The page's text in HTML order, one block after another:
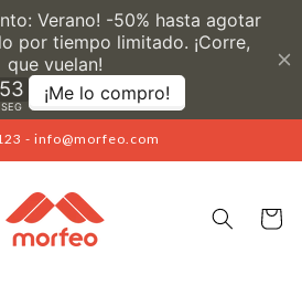
- info@morfeo.com
Carrito